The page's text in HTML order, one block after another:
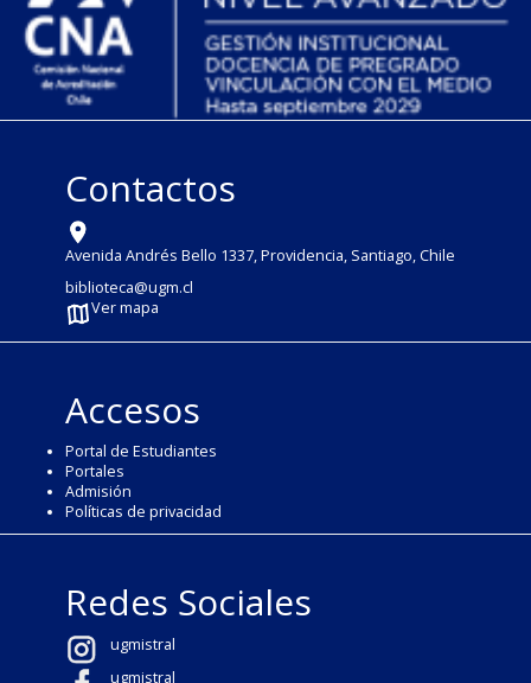
Contactos
Avenida Andrés Bello 1337, Providencia, Santiago, Chile
biblioteca@ugm.cl
Ver mapa
Accesos
Portal de Estudiantes
Portales
Admisión
Políticas de privacidad
Redes Sociales
ugmistral
ugmistral